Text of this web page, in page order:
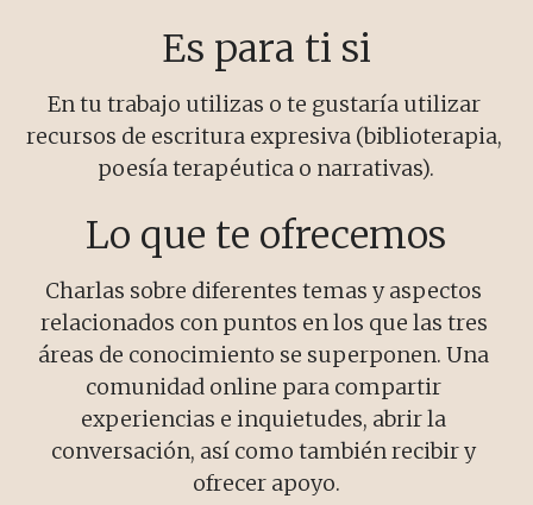
Es para ti si
En tu trabajo utilizas o te gustaría utilizar
recursos de escritura expresiva (biblioterapia,
poesía terapéutica o narrativas).
Lo que te ofrecemos
Charlas sobre diferentes temas y aspectos
relacionados con puntos en los que las tres
áreas de conocimiento se superponen. Una
comunidad online para compartir
experiencias e inquietudes, abrir la
conversación, así como también recibir y
ofrecer apoyo.